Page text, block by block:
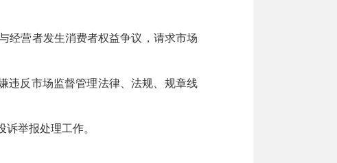
经营者发生消费者权益争议，请求市场
反市场监督管理法律、法规、规章线
举报处理工作。